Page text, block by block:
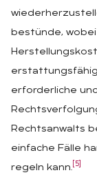
bestünde, wobei
erforderliche
Rechtsanwalts
einfache Fälle
regeln kann. [5]